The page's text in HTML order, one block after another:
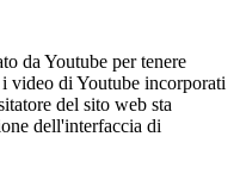
da Youtube per tenere
video di Youtube incorporati
del sito web sta
dell'interfaccia di